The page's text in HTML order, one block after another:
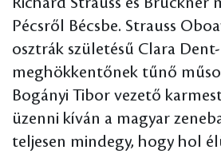
Pécsről Bécsbe. Strauss
osztrák születésű Clara
meghökkentőnek tűnő
Bogányi Tibor vezető
üzenni kíván a magyar
teljesen mindegy, hogy hol